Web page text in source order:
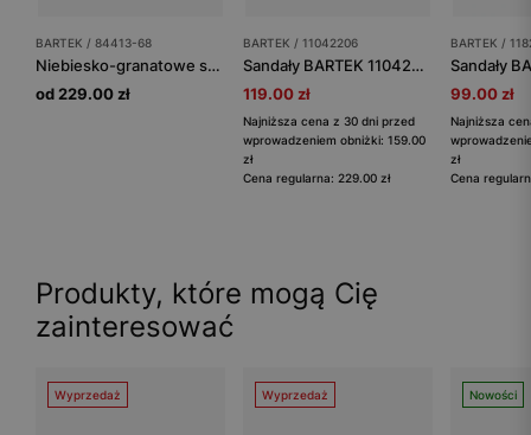
BARTEK / 84413-68
Niebiesko-granatowe sandały dziecięce z żółtymi wstawkami BARTEK 84413-68
od 229.00 zł
BARTEK / 11042206
Sandały BARTEK 11042206, dla chłopców, granatowo-niebieski
119.00 zł
Najniższa cena z 30 dni przed
wprowadzeniem obniżki: 159.00
zł
Cena regularna: 229.00 zł
BARTEK /
99.00 zł
Najniższa
zł
Cena
Produkty, które mogą Cię
zainteresować
Wyprzedaż Wyprzedaż Nowości